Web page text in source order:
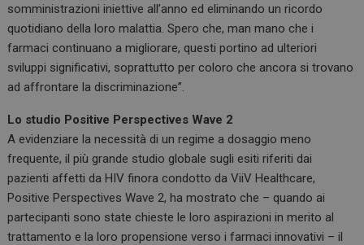
somministrazioni iniettive all’anno ed eliminando un ricordo
quotidiano della loro malattia. Spero che, man mano che i
farmaci continuano a migliorare, questi portino ad ulteriori
sviluppi significativi, soprattutto per coloro che ancora si trovano
ad affrontare la discriminazione”.
Lo studio Positive Perspectives Wave 2
A evidenziare la necessità di un regime a dosaggio meno
frequente, il più grande studio globale sugli esiti riferiti dai
pazienti affetti da HIV finora condotto da ViiV Healthcare,
Positive Perspectives Wave 2, ha mostrato che – quando ai
partecipanti sono state chieste le loro aspirazioni in merito al
trattamento e la loro propensione verso i farmaci innovativi – il